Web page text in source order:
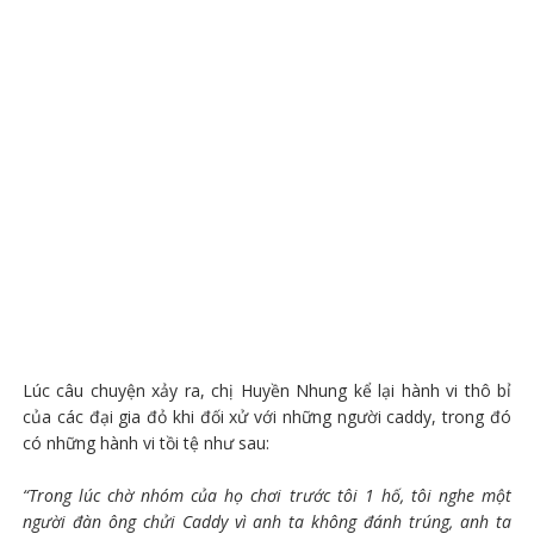
Lúc câu chuyện xảy ra, chị Huyền Nhung kể lại hành vi thô bỉ
của các đại gia đỏ khi đối xử với những người caddy, trong đó
có những hành vi tồi tệ như sau:
“Trong lúc chờ nhóm của họ chơi trước tôi 1 hố, tôi nghe một
người đàn ông chửi Caddy vì anh ta không đánh trúng, anh ta